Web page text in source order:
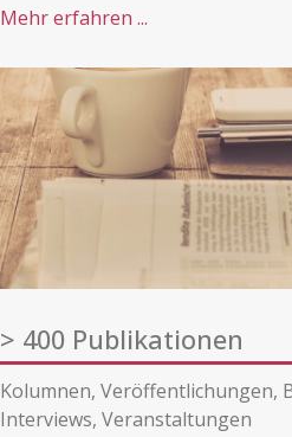
Mehr erfahren ...
> 400 Publikationen
Kolumnen, Veröffentlichungen,
Interviews, Veranstaltungen